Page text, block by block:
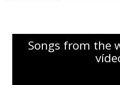
Songs from the